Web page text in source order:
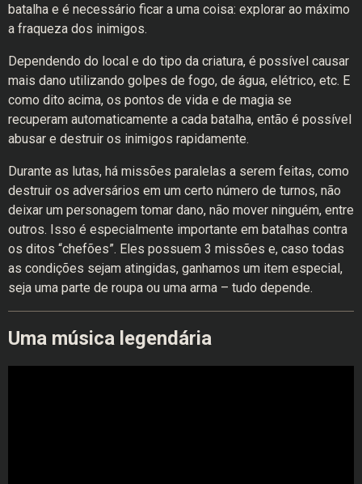
batalha e é necessário ficar a uma coisa: explorar ao máximo
a fraqueza dos inimigos.
Dependendo do local e do tipo da criatura, é possível causar
mais dano utilizando golpes de fogo, de água, elétrico, etc. E
como dito acima, os pontos de vida e de magia se
recuperam automaticamente a cada batalha, então é possível
abusar e destruir os inimigos rapidamente.
Durante as lutas, há missões paralelas a serem feitas, como
destruir os adversários em um certo número de turnos, não
deixar um personagem tomar dano, não mover ninguém, entre
outros. Isso é especialmente importante em batalhas contra
os ditos “chefões”. Eles possuem 3 missões e, caso todas
as condições sejam atingidas, ganhamos um item especial,
seja uma parte de roupa ou uma arma – tudo depende.
Uma música legendária